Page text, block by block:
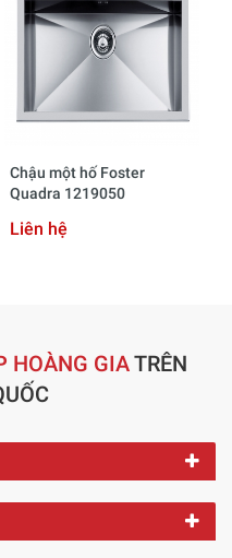
Chậu một hố Foster
Quadra 1219050
Liên hệ
HOÀNG GIATRÊN